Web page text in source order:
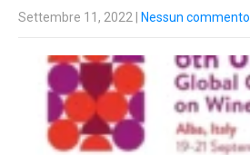
Settembre 11, 2022 Nessun commento